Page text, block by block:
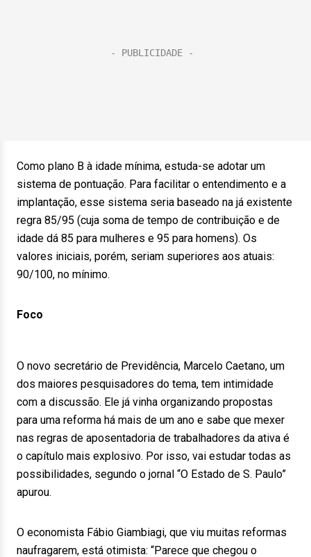
Como plano B à idade mínima, estuda-se adotar um
sistema de pontuação. Para facilitar o entendimento e a
implantação, esse sistema seria baseado na já existente
regra 85/95 (cuja soma de tempo de contribuição e de
idade dá 85 para mulheres e 95 para homens). Os
valores iniciais, porém, seriam superiores aos atuais:
90/100, no mínimo.
Foco
O novo secretário de Previdência, Marcelo Caetano, um
dos maiores pesquisadores do tema, tem intimidade
com a discussão. Ele já vinha organizando propostas
para uma reforma há mais de um ano e sabe que mexer
nas regras de aposentadoria de trabalhadores da ativa é
o capítulo mais explosivo. Por isso, vai estudar todas as
possibilidades, segundo o jornal “O Estado de S. Paulo”
apurou.
O economista Fábio Giambiagi, que viu muitas reformas
naufragarem, está otimista: “Parece que chegou o